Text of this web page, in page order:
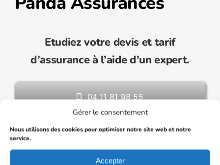
Gérer le consentement
Nous utilisons des cookies pour optimiser notre site web et notre
service.
Accepter
Etudiez votre devis et tarif
d’assurance à l’aide d’un expert.
04 11 81 98 55
le Journal de l'assurance
une assurance VTC moins chère en